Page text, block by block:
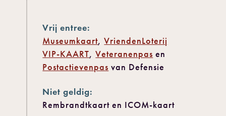
Vrij entree:
Museumkaart,VriendenLoterij
VIP-KAART,Veteranenpas en
Postactievenpas van Defensie
Niet geldig:
Rembrandtkaart en ICOM-kaart